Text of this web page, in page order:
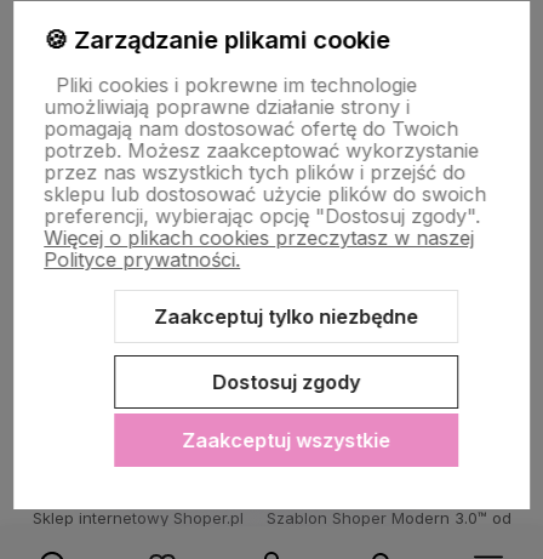
PŁATNOŚĆ I DOSTAWA
STRONY INFORMACYJNE
POMOC DLA KLIENTA
Sklep internetowy Shoper.pl Szablon Shoper Modern 3.0™ od
🍪 Zarządzanie plikami cookie
Pliki cookies i pokrewne im technologie
umożliwiają poprawne działanie strony i
pomagają nam dostosować ofertę do Twoich
potrzeb. Możesz zaakceptować wykorzystanie
przez nas wszystkich tych plików i przejść do
sklepu lub dostosować użycie plików do swoich
preferencji, wybierając opcję "Dostosuj zgody".
Więcej o plikach cookies przeczytasz w naszej
Polityce prywatności.
Zaakceptuj tylko niezbędne
Dostosuj zgody
Zaakceptuj wszystkie